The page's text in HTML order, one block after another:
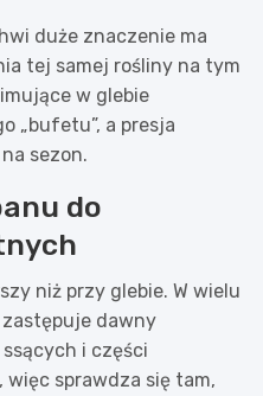
duże znaczenie ma
tej samej rośliny na tym
w glebie
„bufetu”, a presja
sezon.
do
niż przy glebie. W wielu
zastępuje dawny
i części
więc sprawdza się tam,